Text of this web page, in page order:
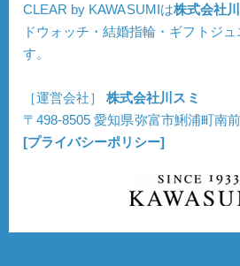
CLEAR by KAWASUMIは株式会社
ドウォッチ・結婚指輪・ギフトジ
す。
［運営会社］株式会社川スミ
〒498-8505 愛知県弥富市鯏浦町南
[プライバシーポリシー]